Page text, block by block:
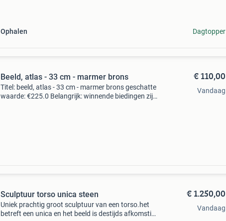
Ophalen Dagtopper
Beeld, atlas - 33 cm - marmer brons
Titel: beeld, atlas - 33 cm - marmer brons geschatte
waarde: €225.0 Belangrijk: winnende biedingen zijn
€ 110,00
Vandaag
Sculptuur torso unica steen
Uniek prachtig groot sculptuur van een torso.het
betreft een unica en het beeld is destijds afkomstig
€ 1.250,00
Vandaag